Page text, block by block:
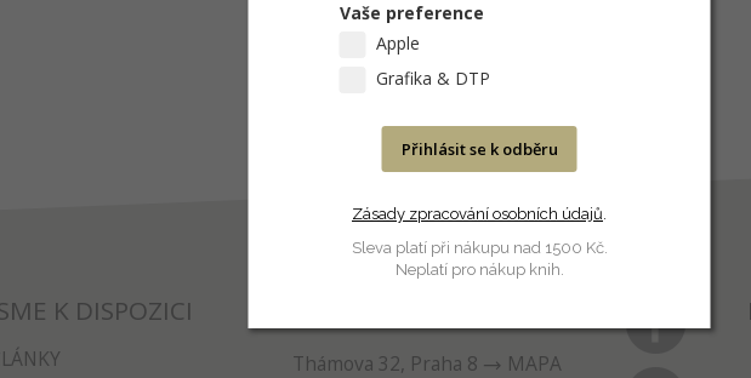
K DISPOZICI
Thámova 32, Praha 8
MAPA
Vaše preference
Apple
Grafika & DTP
Přihlásit se k odběru
Zásady zpracování osobních údajů.
Sleva platí při nákupu nad 1500 Kč.
Neplatí pro nákup knih.